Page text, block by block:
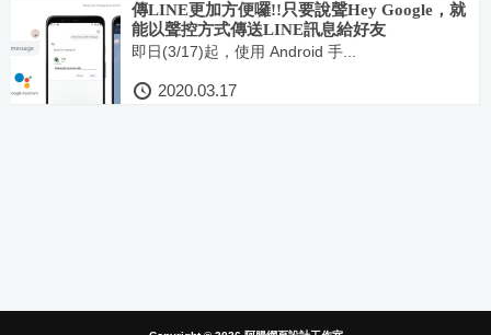
傳LINE更加方便囉!!只要說聲Hey Google，就
能以聲控方式傳送LINE訊息給好友
即日(3/17)起，使用 Android 手...
2020.03.17